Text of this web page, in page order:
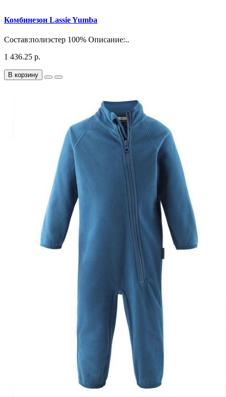
Комбинезон Lassie Yumba
Состав:полиэстер 100% Описание:..
1 436.25 р.
В корзину